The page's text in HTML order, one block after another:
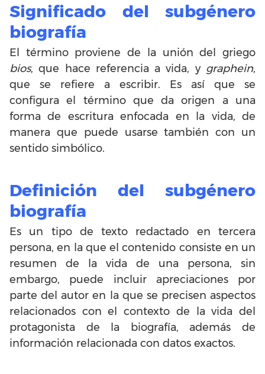
Significado del subgénero
biografía
El término proviene de la unión del griego
bios, que hace referencia a vida, y graphein,
que se refiere a escribir. Es así que se
configura el término que da origen a una
forma de escritura enfocada en la vida, de
manera que puede usarse también con un
sentido simbólico.
Definición del subgénero
biografía
Es un tipo de texto redactado en tercera
persona, en la que el contenido consiste en un
resumen de la vida de una persona, sin
embargo, puede incluir apreciaciones por
parte del autor en la que se precisen aspectos
relacionados con el contexto de la vida del
protagonista de la biografía, además de
información relacionada con datos exactos.